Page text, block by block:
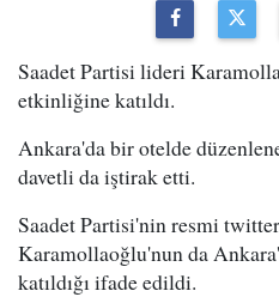
Saadet Partisi lideri
etkinliğine katıldı.
Ankara'da bir otelde
davetli da iştirak etti.
Saadet Partisi'nin resmi
Karamollaoğlu'nun da
katıldığı ifade edildi.